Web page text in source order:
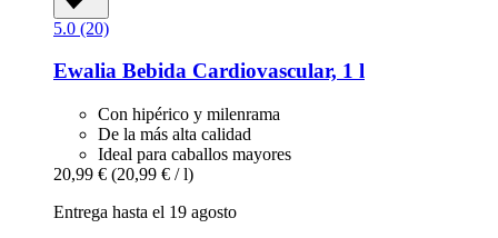
5.0 (20)
Ewalia Bebida Cardiovascular, 1 l
Con hipérico y milenrama
De la más alta calidad
Ideal para caballos mayores
20,99 € (20,99 € / l)
Entrega hasta el 19 agosto